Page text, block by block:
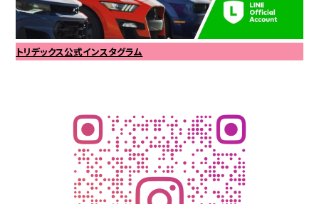
トリデックス公式インスタグラム